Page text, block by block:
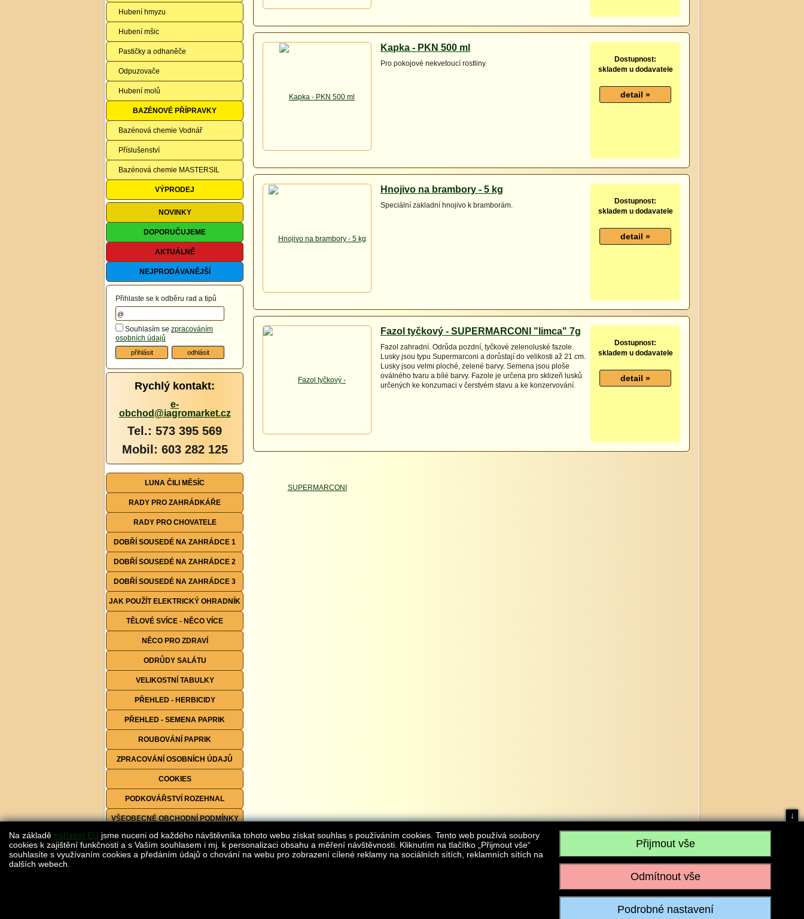
Hubení hmyzu
Hubení mšic
Pastičky a odhaněče
Odpuzovače
Hubení molů
BAZÉNOVÉ PŘÍPRAVKY
Bazénová chemie Vodnář
Příslušenství
Bazénová chemie MASTERSIL
VÝPRODEJ
NOVINKY
DOPORUČUJEME
AKTUÁLNĚ
NEJPRODÁVANĚJŠÍ
Přihlaste se k odběru rad a tipů
Souhlasím se zpracováním
osobních údajů
Rychlý kontakt:
e-
obchod@iagromarket.cz
Tel.: 573 395 569
Mobil: 603 282 125
LUNA ČILI MĚSÍC
RADY PRO ZAHRÁDKÁŘE
RADY PRO CHOVATELE
DOBŘÍ SOUSEDÉ NA ZAHRÁDCE 1
DOBŘÍ SOUSEDÉ NA ZAHRÁDCE 2
DOBŘÍ SOUSEDÉ NA ZAHRÁDCE 3
JAK POUŽÍT ELEKTRICKÝ OHRADNÍK
TĚLOVÉ SVÍCE - NĚCO VÍCE
NĚCO PRO ZDRAVÍ
ODRŮDY SALÁTU
VELIKOSTNÍ TABULKY
PŘEHLED - HERBICIDY
PŘEHLED - SEMENA PAPRIK
ROUBOVÁNÍ PAPRIK
ZPRACOVÁNÍ OSOBNÍCH ÚDAJŮ
COOKIES
PODKOVÁŘSTVÍ ROZEHNAL
VŠEOBECNÉ OBCHODNÍ PODMÍNKY
FORMULÁŘE KE STAŽENÍ
Kapka - PKN 500 ml
Pro pokojové nekvetoucí rostliny.
Dostupnost:
skladem u dodavatele
Hnojivo na brambory - 5 kg
Speciální zakladní hnojivo k bramborám.
Dostupnost:
skladem u dodavatele
Fazol tyčkový - SUPERMARCONI "limca" 7g
Fazol zahradní. Odrůda pozdní, tyčkové zelenoluské fazole.
Lusky jsou typu Supermarconi a dorůstají do velikosti až 21 cm.
Lusky jsou velmi ploché, zelené barvy. Semena jsou ploše
oválného tvaru a bílé barvy. Fazole je určena pro sklizeň lusků
určených ke konzumaci v čerstvém stavu a ke konzervování.
Dostupnost:
skladem u dodavatele
je AGROMARKET IRSI s.r.o., IČO: 28304845, se sídlem č.p. 17, 768 75 Loukov
Realizace:w-software.com
Na základě nařízení EU jsme nuceni od každého návštěvníka tohoto webu získat souhlas s používáním cookies. Tento web používá soubory
cookies k zajištění funkčnosti a s Vaším souhlasem i mj. k personalizaci obsahu a měření návštěvnosti. Kliknutím na tlačítko „Přijmout vše“
souhlasíte s využívaním cookies a předáním údajů o chování na webu pro zobrazení cílené reklamy na sociálních sítích, reklamních sítích na
dalších webech.
↓